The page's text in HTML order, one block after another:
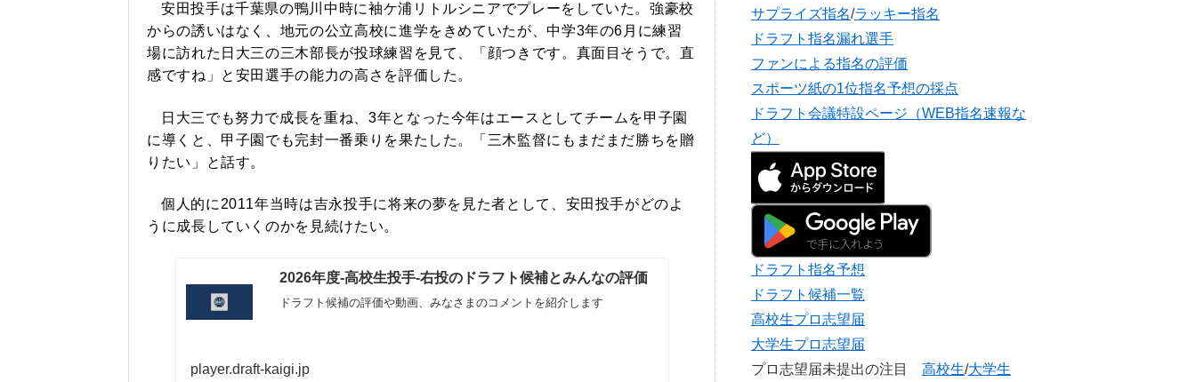
安田投手は千葉県の鴨川中時に袖ケ浦リトルシニアでプレーをしていた。強豪校
からの誘いはなく、地元の公立高校に進学をきめていたが、中学3年の6月に練習
場に訪れた日大三の三木部長が投球練習を見て、「顔つきです。真面目そうで。直
感ですね」と安田選手の能力の高さを評価した。
日大三でも努力で成長を重ね、3年となった今年はエースとしてチームを甲子園
に導くと、甲子園でも完封一番乗りを果たした。「三木監督にもまだまだ勝ちを贈
りたい」と話す。
個人的に2011年当時は吉永投手に将来の夢を見た者として、安田投手がどのよ
うに成長していくのかを見続けたい。
2026年度-高校生投手-右投のドラフト候補とみんなの評価
ドラフト候補の評価や動画、みなさまのコメントを紹介します
player.draft-kaigi.jp
サプライズ指名/ラッキー指名
ドラフト指名漏れ選手
ファンによる指名の評価
スポーツ紙の1位指名予想の採点
ドラフト会議特設ページ（WEB指名速報な
ど）
ドラフト指名予想
ドラフト候補一覧
高校生プロ志望届
大学生プロ志望届
プロ志望届未提出の注目 高校生/大学生